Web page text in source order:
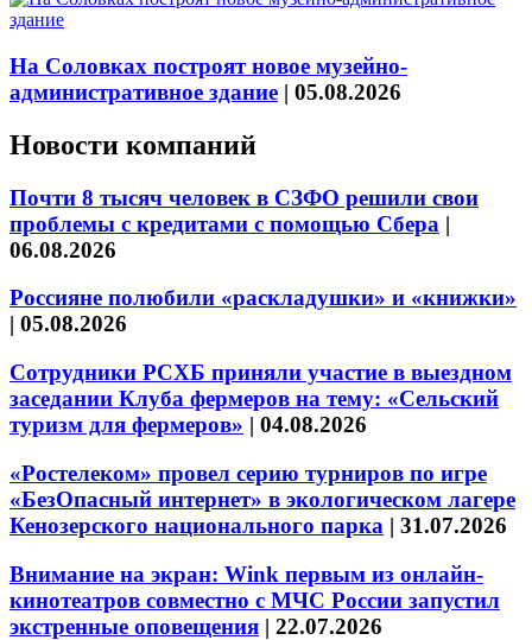
На Соловках построят новое музейно-
административное здание | 05.08.2026
Новости компаний
Почти 8 тысяч человек в СЗФО решили свои
проблемы с кредитами с помощью Сбера |
06.08.2026
Россияне полюбили «раскладушки» и «книжки»
| 05.08.2026
Сотрудники РСХБ приняли участие в выездном
заседании Клуба фермеров на тему: «Сельский
туризм для фермеров» | 04.08.2026
«Ростелеком» провел серию турниров по игре
«БезОпасный интернет» в экологическом лагере
Кенозерского национального парка | 31.07.2026
Внимание на экран: Wink первым из онлайн-
кинотеатров совместно с МЧС России запустил
экстренные оповещения | 22.07.2026